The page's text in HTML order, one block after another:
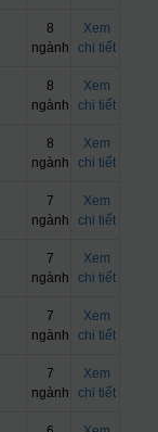
8
ngành
Xem
chi tiết
8
ngành
Xem
chi tiết
8
ngành
Xem
chi tiết
7
ngành
Xem
chi tiết
7
ngành
Xem
chi tiết
7
ngành
Xem
chi tiết
7
ngành
Xem
chi tiết